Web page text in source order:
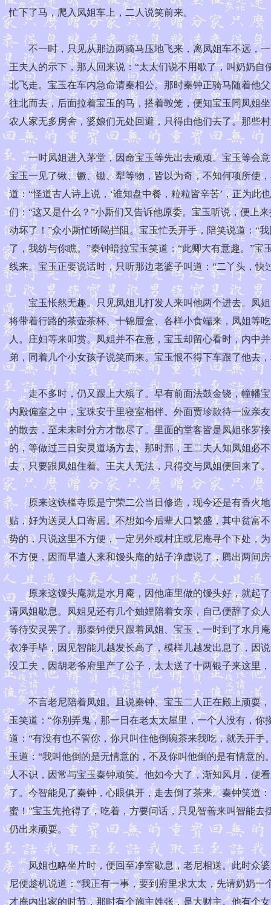
忙下了马，爬入凤姐车上，二人说笑前来。
不一时，只见从那边两骑马压地飞来，离凤姐车不远，一
王夫人的示下，那人回来说：“太太们说不用歇了，叫奶奶
北飞走。宝玉在车内急命请秦相公。那时秦钟正骑马随着他
往北而去，后面拉着宝玉的马，搭着鞍笼，便知宝玉同凤姐
农人家无多房舍，婆娘们无处回避，只得由他们去了。那些
一时凤姐进入茅堂，因命宝玉等先出去顽顽。宝玉等会意
宝玉一见了锹、镢、锄、犁等物，皆以为奇，不知何项所使
道：“怪道古人诗上说，‘谁知盘中餐，粒粒皆辛苦’，正为
们：“这又是什么？”小厮们又告诉他原委。宝玉听说，便上
动坏了！”众小厮忙断喝拦阻。宝玉忙丢开手，陪笑说道：“
了，我纺与你瞧。”秦钟暗拉宝玉笑道：“此卿大有意趣。”
线来。宝玉正要说话时，只听那边老婆子叫道：“二丫头，快
宝玉怅然无趣。只见凤姐儿打发人来叫他两个进去。凤姐
将带着行路的茶壶茶杯、十锦屉盒、各样小食端来，凤姐等
人。庄妇等来叩赏。凤姐并不在意，宝玉却留心看时，内中
弟，同着几个小女孩子说笑而来。宝玉恨不得下车跟了他去
走不多时，仍又跟上大殡了。早有前面法鼓金铙，幢幡宝
内殿偏室之中，宝珠安于里寝室相伴。外面贾珍款待一应亲
的散去，至未末时分方才散尽了。里面的堂客皆是凤姐张罗
的，等做过三日安灵道场方去。那时邢，王二夫人知凤姐必
去，只要跟凤姐住着。王夫人无法，只得交与凤姐便回来了。
原来这铁槛寺原是宁荣二公当日修造，现今还是有香火地
贴，好为送灵人口寄居。不想如今后辈人口繁盛，其中贫富
势的，只说这里不方便，一定另外或村庄或尼庵寻个下处，
不方便，因而早遣人来和馒头庵的姑子净虚说了，腾出两间
原来这馒头庵就是水月庵，因他庙里做的馒头好，就起了
请凤姐歇息。凤姐见还有几个妯娌陪着女亲，自己便辞了众
等待安灵罢了。那秦钟便只跟着凤姐、宝玉，一时到了水月
衣净手毕，因见智能儿越发长高了，模样儿越发出息了，因
没工夫，因胡老爷府里产了公子，太太送了十两银子来这里
不言老尼陪着凤姐。且说秦钟、宝玉二人正在殿上顽耍，
玉笑道：“你别弄鬼，那一日在老太太屋里，一个人没有，
道：“有没有也不管你，你只叫住他倒碗茶来我吃，就丢开
玉道：“我叫他倒的是无情意的，不及你叫他倒的是有情意
人不识，因常与宝玉秦钟顽笑。他如今大了，渐知风月，便
了。今智能见了秦钟，心眼俱开，走去倒了茶来。秦钟笑道
蜜！”宝玉先抢得了，吃着，方要问话，只见智善来叫智能
仍出来顽耍。
凤姐也略坐片时，便回至净室歇息，老尼相送。此时众婆
尼便趁机说道：“我正有一事，要到府里求太太，先请奶奶
才庵内出家的时节，那时有个施主姓张，是大财主。他有个